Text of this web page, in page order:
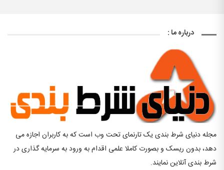
درباره ما :
مجله دنیای شرط بندی یک تارنمای تحت وب است که به کاربران اجازه می
دهد، بدون ریسک و بصورت کاملا علمی اقدام به ورود به سرمایه گذاری در
شرط بندی آنلاین نمایند.